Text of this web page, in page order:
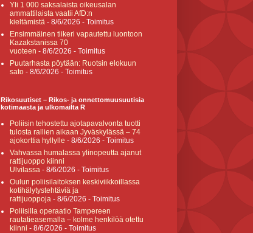
Yli 1 000 saksalaista oikeusalan
ammattilaista vaatii AfD:n
kieltämistä - 8/6/2026 - Toimitus
Ensimmäinen tiikeri vapautettu luontoon
Kazakstanissa 70
vuoteen - 8/6/2026 - Toimitus
Puutarhasta pöytään: Ruotsin elokuun
sato - 8/6/2026 - Toimitus
Rikosuutiset – Rikos- ja onnettomuusuutisia
kotimaasta ja ulkomailta R
Poliisin tehostettu ajotapavalvonta tuotti
tulosta rallien aikaan Jyväskylässä – 74
ajokorttia hyllylle - 8/6/2026 - Toimitus
Vahvassa humalassa ylinopeutta ajanut
rattijuoppo kiinni
Ulvilassa - 8/6/2026 - Toimitus
Oulun poliisilaitoksen keskiviikkoillassa
kotihälytystehtäviä ja
rattijuoppoja - 8/6/2026 - Toimitus
Poliisilla operaatio Tampereen
rautatieasemalla – kolme henkilöä otettu
kiinni - 8/6/2026 - Toimitus